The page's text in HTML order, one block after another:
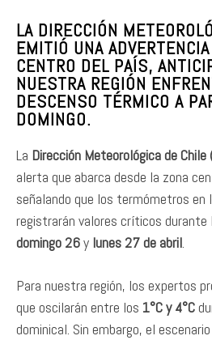
LA DIRECCIÓN
EMITIÓ UNA
CENTRO DEL PAÍS,
NUESTRA REGIÓN
DESCENSO TÉRMICO A
DOMINGO.
La Dirección Meteorológica de Chile
alerta que abarca desde la zona
señalando que los termómetros en
registrarán valores críticos durante
domingo 26y lunes 27 de abril.
Para nuestra región, los expertos
que oscilarán entre los 1°C y 4°C
dominical. Sin embargo, el